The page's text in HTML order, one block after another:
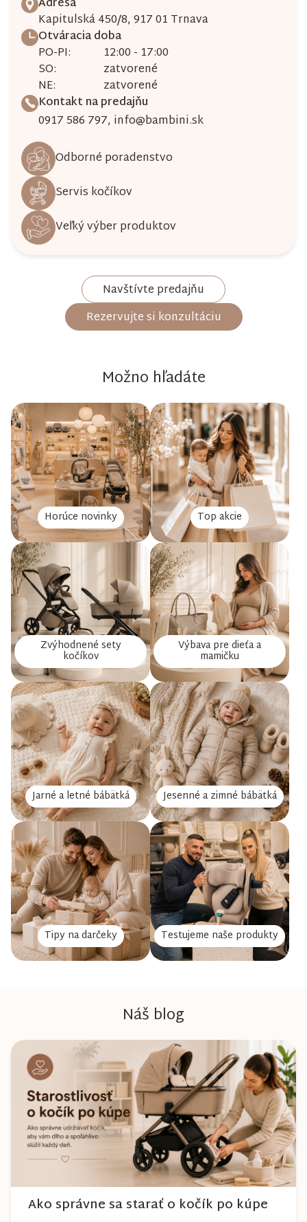
Kapitulská 450/8, 917 01 Trnava
Otváracia doba
PO-PI:
12:00 - 17:00
SO:
zatvorené
NE:
zatvorené
Kontakt na predajňu
0917 586 797, info@bambini.sk
Odborné poradenstvo
Servis kočíkov
Veľký výber produktov
Navštívte predajňu
Rezervujte si konzultáciu
Možno hľadáte
Horúce novinky Top akcie
Zvýhodnené sety
kočíkov
Výbava pre dieťa a
mamičku
Jarné a letné bábätká Jesenné a zimné bábätká
Tipy na darčeky Testujeme naše produkty
Náš blog
Ako správne sa starať o kočík po kúpe